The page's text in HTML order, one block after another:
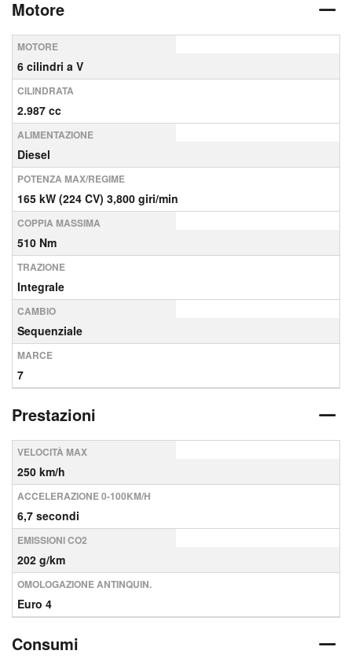
Motore
MOTORE
6 cilindri a V
CILINDRATA
2.987 cc
ALIMENTAZIONE
Diesel
POTENZA MAX/REGIME
165 kW (224 CV) 3,800 giri/min
COPPIA MASSIMA
510 Nm
TRAZIONE
Integrale
CAMBIO
Sequenziale
MARCE
7
Prestazioni
VELOCITÀ MAX
250 km/h
ACCELERAZIONE 0-100KM/H
6,7 secondi
EMISSIONI CO2
202 g/km
OMOLOGAZIONE ANTINQUIN.
Euro 4
Consumi